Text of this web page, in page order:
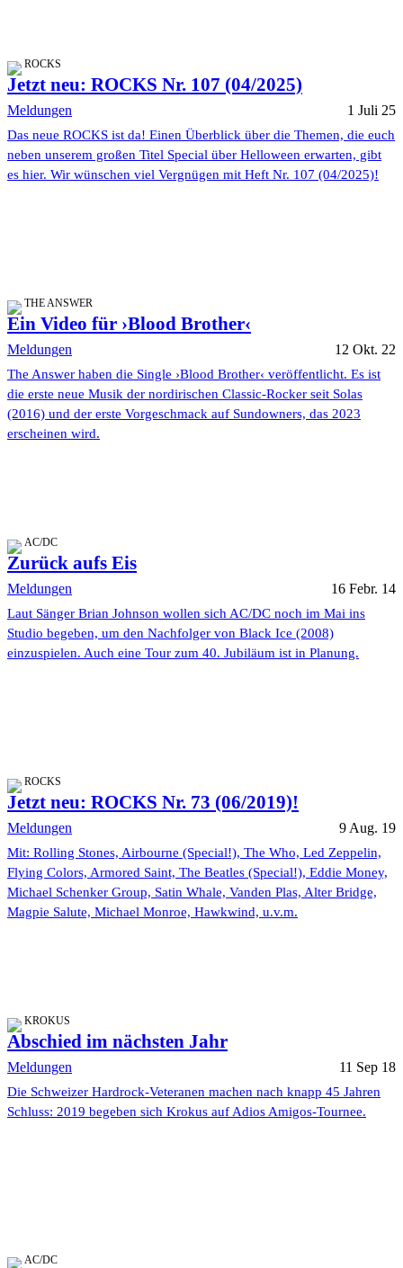
ROCKS
Jetzt neu: ROCKS Nr. 107 (04/2025)
Meldungen 1 Juli 25
Das neue ROCKS ist da! Einen Überblick über die Themen, die euch
neben unserem großen Titel Special über Helloween erwarten, gibt
es hier. Wir wünschen viel Vergnügen mit Heft Nr. 107 (04/2025)!
THE ANSWER
Ein Video für ›Blood Brother‹
Meldungen 12 Okt. 22
The Answer haben die Single ›Blood Brother‹ veröffentlicht. Es ist
die erste neue Musik der nordirischen Classic-Rocker seit Solas
(2016) und der erste Vorgeschmack auf Sundowners, das 2023
erscheinen wird.
AC/DC
Zurück aufs Eis
Meldungen 16 Febr. 14
Laut Sänger Brian Johnson wollen sich AC/DC noch im Mai ins
Studio begeben, um den Nachfolger von Black Ice (2008)
einzuspielen. Auch eine Tour zum 40. Jubiläum ist in Planung.
ROCKS
Jetzt neu: ROCKS Nr. 73 (06/2019)!
Meldungen 9 Aug. 19
Mit: Rolling Stones, Airbourne (Special!), The Who, Led Zeppelin,
Flying Colors, Armored Saint, The Beatles (Special!), Eddie Money,
Michael Schenker Group, Satin Whale, Vanden Plas, Alter Bridge,
Magpie Salute, Michael Monroe, Hawkwind, u.v.m.
KROKUS
Abschied im nächsten Jahr
Meldungen 11 Sep 18
Die Schweizer Hardrock-Veteranen machen nach knapp 45 Jahren
Schluss: 2019 begeben sich Krokus auf Adios Amigos-Tournee.
AC/DC